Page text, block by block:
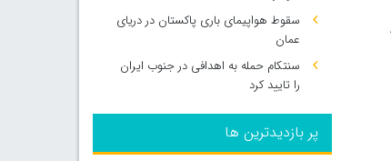
سقوط هواپیمای باری پاکستان در دریای
عمان
سنتکام حمله به اهدافی در جنوب ایران
را تایید کرد
پر بازدیدترین ها